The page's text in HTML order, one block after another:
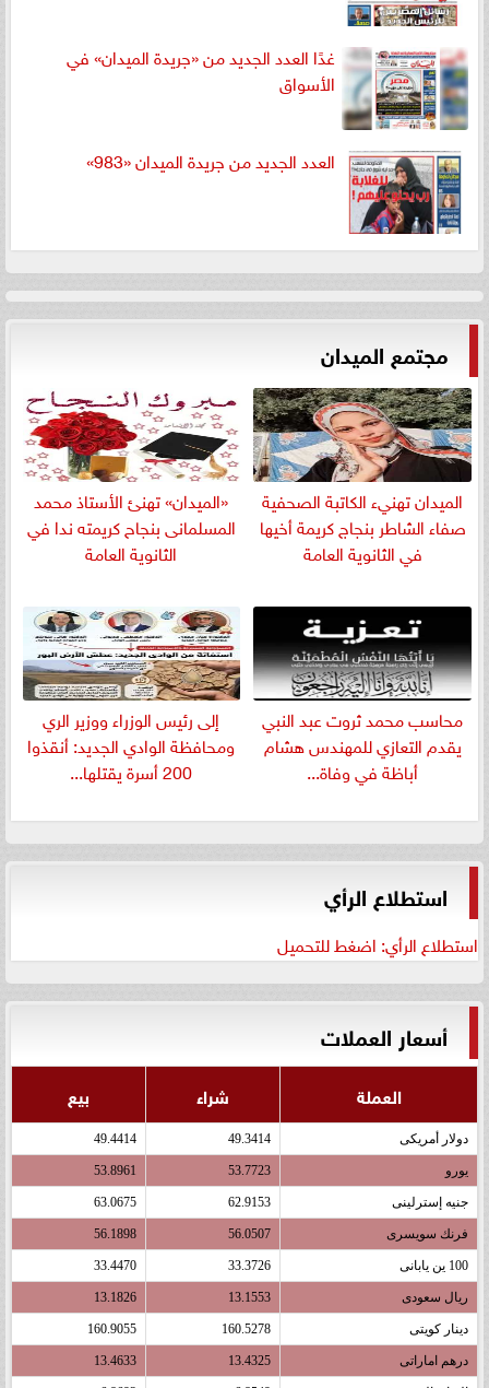
غدًا العدد الجديد من «جريدة الميدان» في
الأسواق
العدد الجديد من جريدة الميدان «983»
مجتمع الميدان
الميدان تهنيء الكاتبة الصحفية
صفاء الشاطر بنجاج كريمة أخيها
في الثانوية العامة
«الميدان» تهنئ الأستاذ محمد
المسلمانى بنجاح كريمته ندا في
الثانوية العامة
​محاسب محمد ثروت عبد النبي
يقدم التعازي للمهندس هشام
أباظة في وفاة...
إلى رئيس الوزراء ووزير الري
ومحافظة الوادي الجديد: أنقذوا
200 أسرة يقتلها...
استطلاع الرأي
استطلاع الرأي: اضغط للتحميل
أسعار العملات
العملة شراء بيع
دولار أمريكى 49.3414
49.4414
يورو 53.7723
53.8961
جنيه إسترلينى 62.9153
63.0675
فرنك سويسرى 56.0507
56.1898
100 ين يابانى 33.3726
33.4470
ريال سعودى 13.1553
13.1826
دينار كويتى 160.5278
160.9055
درهم اماراتى 13.4325
13.4633